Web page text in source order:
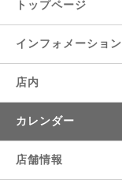
トップページ
インフォメーション
店内
カレンダー
店舗情報